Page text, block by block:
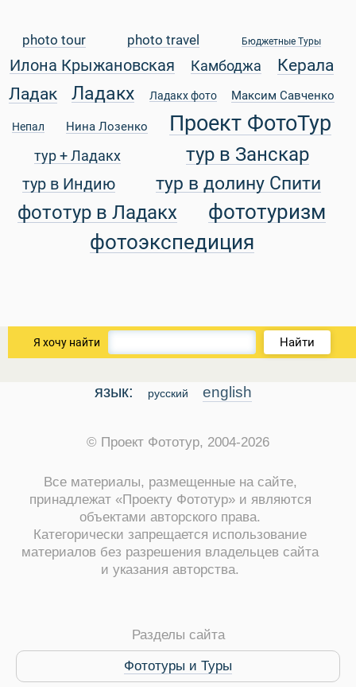
Туры
photo tour photo travel Бюджетные Туры
Илона Крыжановская Камбоджа
Керала
Ладак
Ладакх Ладакх фото Максим Савченко
Непал Нина Лозенко Проект ФотоТур
тур + Ладакх тур в Занскар
тур в Индию тур в долину Спити
фототур в Ладакх
фототуризм
фотоэкспедиция
Я хочу найти Найти
язык: русский english
© Проект Фототур, 2004-2026
Все материалы, размещенные на сайте,
принадлежат «Проекту Фототур» и являются
объектами авторского права.
Категорически запрещается использование
материалов без разрешения владельцев сайта
и указания авторства.
Разделы сайта
Фототуры и Туры